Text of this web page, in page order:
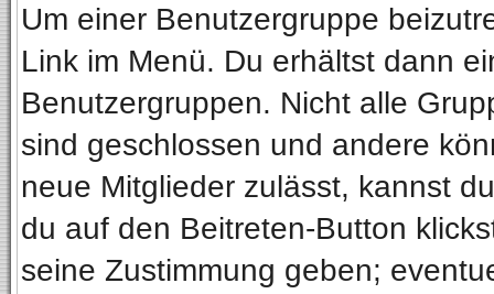
Um einer Benutzergruppe
Link im Menü. Du erhältst dann
Benutzergruppen. Nicht alle
sind geschlossen und andere
neue Mitglieder zulässt, kannst
du auf den Beitreten-Button
seine Zustimmung geben;